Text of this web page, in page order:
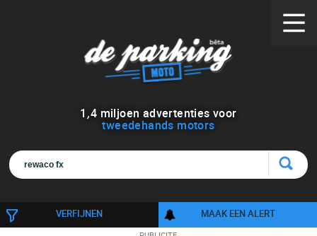
1 ,4 miljoen advertenties voor
tweedehands motors
VERFIJNEN MAAK EEN ALERT